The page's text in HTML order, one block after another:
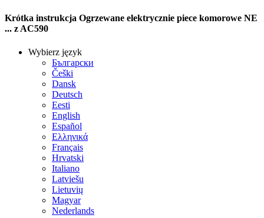
Krótka instrukcja Ogrzewane elektrycznie piece komorowe NE
... z AC590
Wybierz język
Български
Češki
Dansk
Deutsch
Eesti
English
Español
Ελληνικά
Français
Hrvatski
Italiano
Latviešu
Lietuvių
Magyar
Nederlands